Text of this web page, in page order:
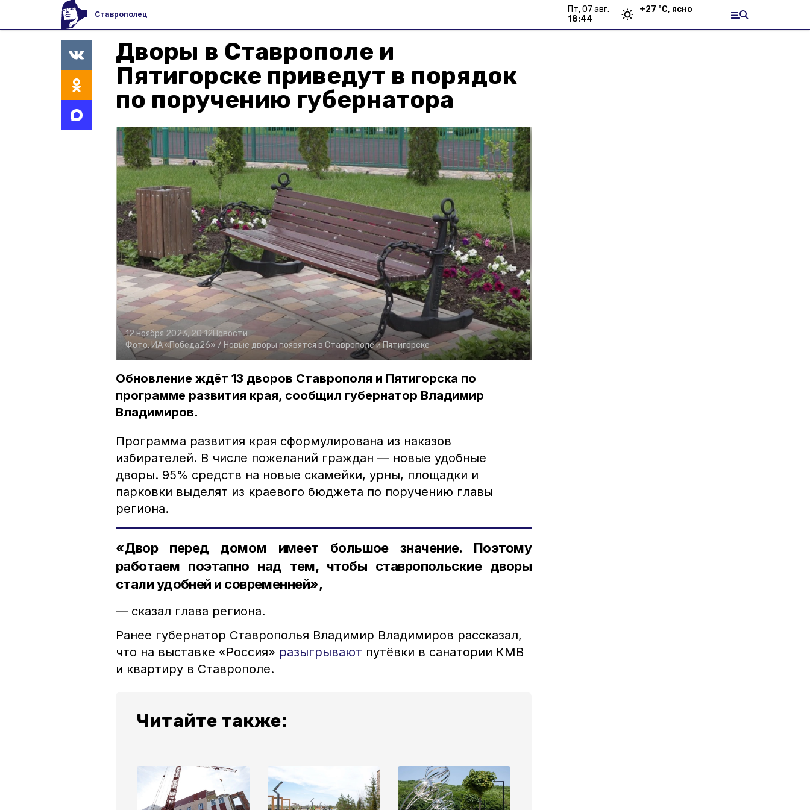
Ставрополец
пт, 07 авг.
18:44
+27 °С, ясно
Дворы в Ставрополе и
Пятигорске приведут в порядок
по поручению губернатора
12 ноября 2023, 20:12Новости
Фото:ИА «Победа26» / Новые дворы появятся в Ставрополе и Пятигорске
Обновление ждёт 13 дворов Ставрополя и Пятигорска по
программе развития края, сообщил губернатор Владимир
Владимиров.
Программа развития края сформулирована из наказов
избирателей. В числе пожеланий граждан — новые удобные
дворы. 95% средств на новые скамейки, урны, площадки и
парковки выделят из краевого бюджета по поручению главы
региона.
«Двор перед домом имеет большое значение. Поэтому
работаем поэтапно над тем, чтобы ставропольские дворы
стали удобней и современней»,
— сказал глава региона.
Ранее губернатор Ставрополья Владимир Владимиров рассказал,
что на выставке «Россия» разыгрывают путёвки в санатории КМВ
и квартиру в Ставрополе.
Читайте также: